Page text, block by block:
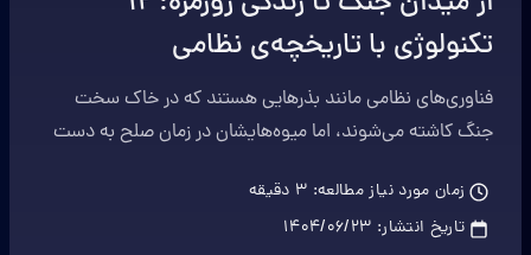
تکنولوژی با تاریخچه‌ی نظامی
فناوری‌های نظامی مانند بذرهایی هستند که در خاک سخت
جنگ کاشته می‌شوند، اما میوه‌هایشان در زمان صلح به دست
زمان مورد نیاز مطالعه: 3 دقیقه
تاریخ انتشار: ۱۴۰۴/۰۶/۲۳